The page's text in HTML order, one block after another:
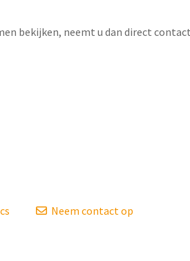
bekijken, neemt u dan direct
Neem contact op